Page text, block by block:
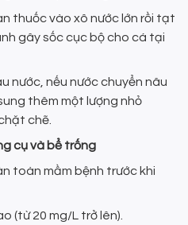
thuốc vào xô nước lớn rồi tạt
gây sốc cục bộ cho cá tại
nước, nếu nước chuyển nâu
thêm một lượng nhỏ
chẽ.
cụ và bể trống
toàn mầm bệnh trước khi
(từ 20 mg/L trở lên).